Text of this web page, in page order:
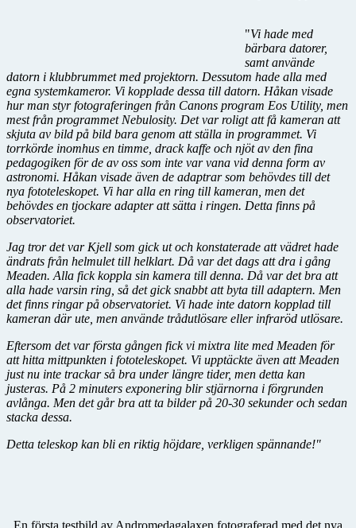
"Vi hade med
bärbara datorer,
samt använde
datorn i klubbrummet med projektorn. Dessutom hade alla med
egna systemkameror. Vi kopplade dessa till datorn. Håkan visade
hur man styr fotograferingen från Canons program Eos Utility, men
mest från programmet Nebulosity. Det var roligt att få kameran att
skjuta av bild på bild bara genom att ställa in programmet. Vi
torrkörde inomhus en timme, drack kaffe och njöt av den fina
pedagogiken för de av oss som inte var vana vid denna form av
astronomi. Håkan visade även de adaptrar som behövdes till det
nya fototeleskopet. Vi har alla en ring till kameran, men det
behövdes en tjockare adapter att sätta i ringen. Detta finns på
observatoriet.
Jag tror det var Kjell som gick ut och konstaterade att vädret hade
ändrats från helmulet till helklart. Då var det dags att dra i gång
Meaden. Alla fick koppla sin kamera till denna. Då var det bra att
alla hade varsin ring, så det gick snabbt att byta till adaptern. Men
det finns ringar på observatoriet. Vi hade inte datorn kopplad till
kameran där ute, men använde trådutlösare eller infraröd utlösare.
Eftersom det var första gången fick vi mixtra lite med Meaden för
att hitta mittpunkten i fototeleskopet. Vi upptäckte även att Meaden
just nu inte trackar så bra under längre tider, men detta kan
justeras. På 2 minuters exponering blir stjärnorna i förgrunden
avlånga. Men det går bra att ta bilder på 20-30 sekunder och sedan
stacka dessa.
Detta teleskop kan bli en riktig höjdare, verkligen spännande!"
En första testbild av Andromedagalaxen fotograferad med det nya